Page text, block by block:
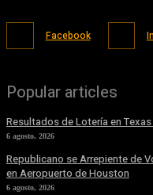
Facebook
Popular articles
Resultados de Lotería en
6 agosto, 2026
Republicano se Arrepiente de
en Aeropuerto de Houston
6 agosto, 2026